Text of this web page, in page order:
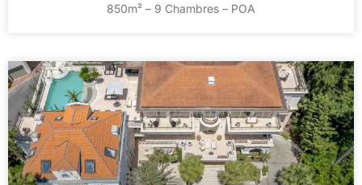
850m² – 9 Chambres – POA